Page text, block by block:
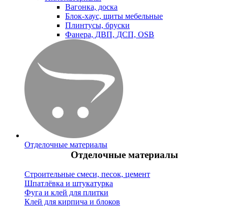
Вагонка, доска
Блок-хаус, щиты мебельные
Плинтусы, бруски
Фанера, ДВП, ДСП, OSB
Отделочные материалы
Отделочные материалы
Строительные смеси, песок, цемент
Шпатлёвка и штукатурка
Фуга и клей для плитки
Клей для кирпича и блоков